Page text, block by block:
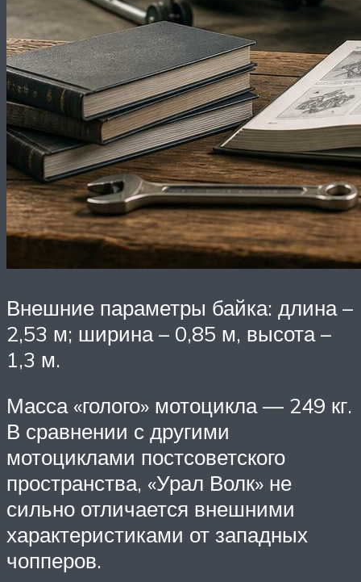
Внешние параметры байка: длина –
2,53 м; ширина – 0,85 м, высота –
1,3 м.
Масса «голого» мотоцикла — 249 кг.
В сравнении с другими
мотоциклами постсоветского
пространства, «Урал Волк» не
сильно отличается внешними
характеристиками от западных
чопперов.